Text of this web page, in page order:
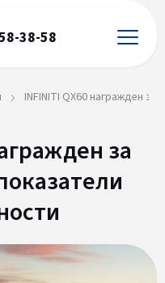
38-58
INFINITI QX60 награжден
за